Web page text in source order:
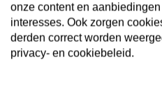
alle vragen behulpzaam.
hotel behoren een
openbare ruimtes is Wi-Fi
biedt ondersteuning bij het
onze content en
interesses. Ook zorgen
derden correct worden
privacy- en cookiebeleid.